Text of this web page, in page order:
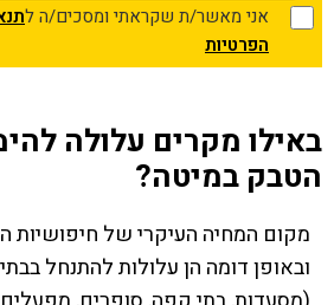
אני מאשר/ת שקראתי ומסכים/ה ל
הפרטיות
באילו מקרים עלולה
הטבק במיטה?
מקום המחיה העיקרי של חיפושיות
ובאופן דומה הן עלולות להתנחל